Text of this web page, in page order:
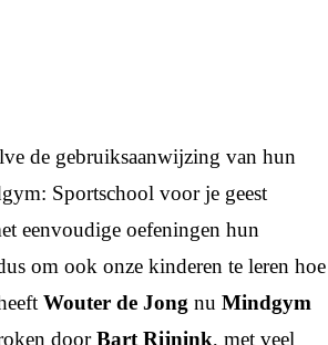
de gebruiksaanwijzing van hun
Sportschool voor je geest
eenvoudige oefeningen hun
om ook onze kinderen te leren hoe
Wouter de Jong nuMindgym
doorBart Rijnink, met veel